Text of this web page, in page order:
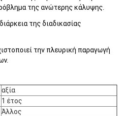
της ανώτερης κάλυψης.
της διαδικασίας
την πλευρική παραγωγή
αξία
1 έτος
Άλλος